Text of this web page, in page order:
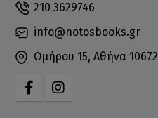
210 3629746
info@notosbooks.gr
Ομήρου 15, Αθήνα 10672